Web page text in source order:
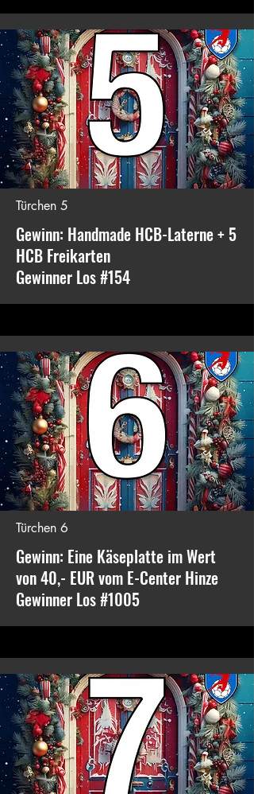
Türchen 5
Gewinn: Handmade HCB-Laterne + 5
HCB Freikarten
Gewinner Los #154
Türchen 6
Gewinn: Eine Käseplatte im Wert
von 40,- EUR vom E-Center Hinze
Gewinner Los #1005